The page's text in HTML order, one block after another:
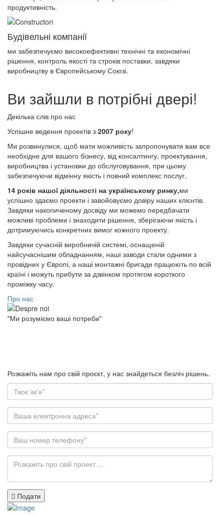
продуктивність.
Будівельні компанії
ми забезпечуємо високоефективні технічні та економічні
рішення, контроль якості та строків поставки, завдяки
виробництву в Європейському Союзі.
Ви зайшли в потрібні двері!
Декілька слів про нас
Успішне ведення проектів з 2007 року!
Ми розвинулися, щоб мати можливість запропонувати вам все
необхідне для вашого бізнесу, від консалтингу, проектування,
виробництва і установки до обслуговування, при цьому
забезпечуючи відмінну якість і повний комплекс послуг.
14 років нашої діяльності на українському ринку,ми
успішно здаємо проекти і завойовуємо довіру наших клієнтів.
Завдяки накопиченому досвіду ми можемо передбачати
можливі проблеми і знаходити рішення, зберігаючи якість і
дотримуючись конкретних вимог кожного проекту.
Завдяки сучасній виробничій системі, оснащеній
найсучаснішим обладнанням, наші заводи стали одними з
провідних у Європі, а наші монтажні бригади працюють по всій
країні і можуть прибути за дзвінком протягом короткого
проміжку часу.
Про нас
"Ми розуміємо ваші потреби"
Розкажіть нам про свій проєкт, у нас знайдеться безліч рішень.
Подати